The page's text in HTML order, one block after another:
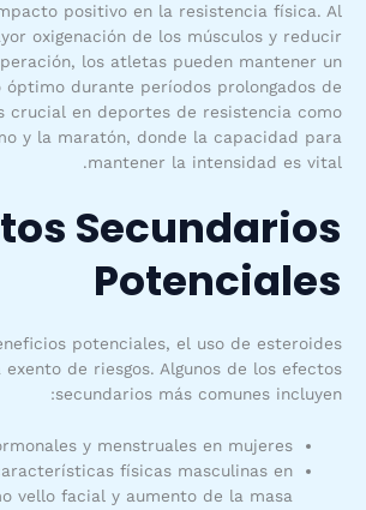
positivo en la resistencia física. Al
oxigenación de los músculos y reducir
los atletas pueden mantener un
óptimo durante períodos prolongados de
crucial en deportes de resistencia como
y la maratón, donde la capacidad para
mantener la intensidad es vital.
Secundarios
Potenciales
potenciales, el uso de esteroides
exento de riesgos. Algunos de los efectos
secundarios más comunes incluyen:
y menstruales en mujeres.
físicas masculinas en
vello facial y aumento de la masa